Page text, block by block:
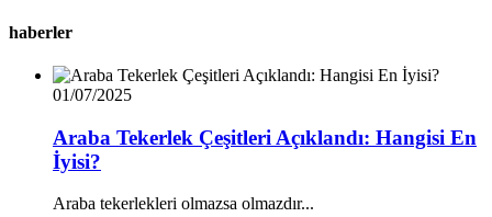
haberler
01/07/2025
Araba Tekerlek Çeşitleri Açıklandı: Hangisi En
İyisi?
Araba tekerlekleri olmazsa olmazdır...